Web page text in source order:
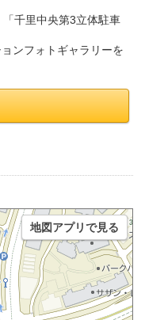
「千里中央第3立体駐車
ンフォトギャラリーを
地図アプリで見る